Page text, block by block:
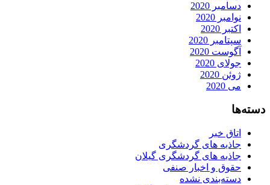
دسامبر 2020
نوامبر 2020
اکتبر 2020
سپتامبر 2020
آگوست 2020
جولای 2020
ژوئن 2020
می 2020
دسته‌ها
اتاق خبر
جاذبه های گردشگری
جاذبه های گردشگری گیلان
حقوق و اخبار صنفی
دسته‌بندی نشده